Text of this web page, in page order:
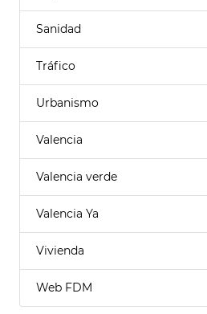
Sanidad
Tráfico
Urbanismo
Valencia
Valencia verde
Valencia Ya
Vivienda
Web FDM